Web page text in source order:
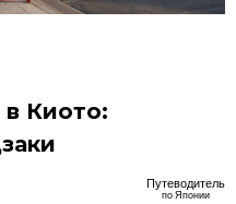
Киото:
Путеводитель
по Японии